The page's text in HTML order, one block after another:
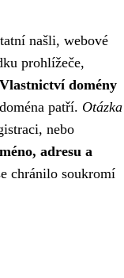
našli, webové
prohlížeče,
Vlastnictví domény
patří. Otázka
nebo
adresu a
chránilo soukromí